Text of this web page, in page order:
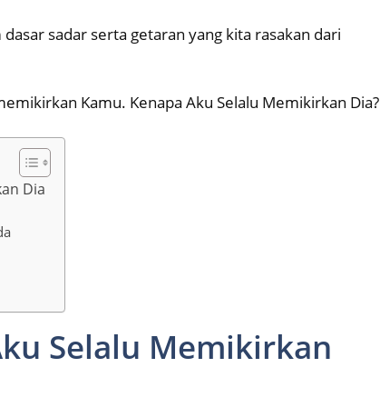
sadar serta getaran yang kita rasakan dari
Kamu. Kenapa Aku Selalu Memikirkan Dia?
Dia
Selalu Memikirkan